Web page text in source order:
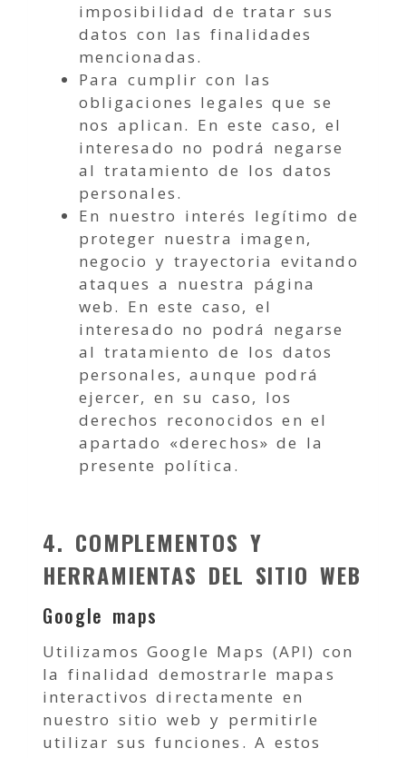
imposibilidad de tratar sus
datos con las finalidades
mencionadas.
Para cumplir con las
obligaciones legales que se
nos aplican. En este caso, el
interesado no podrá negarse
al tratamiento de los datos
personales.
En nuestro interés legítimo de
proteger nuestra imagen,
negocio y trayectoria evitando
ataques a nuestra página
web. En este caso, el
interesado no podrá negarse
al tratamiento de los datos
personales, aunque podrá
ejercer, en su caso, los
derechos reconocidos en el
apartado «derechos» de la
presente política.
4. COMPLEMENTOS Y
HERRAMIENTAS DEL SITIO WEB
Google maps
Utilizamos Google Maps (API) con
la finalidad demostrarle mapas
interactivos directamente en
nuestro sitio web y permitirle
utilizar sus funciones. A estos